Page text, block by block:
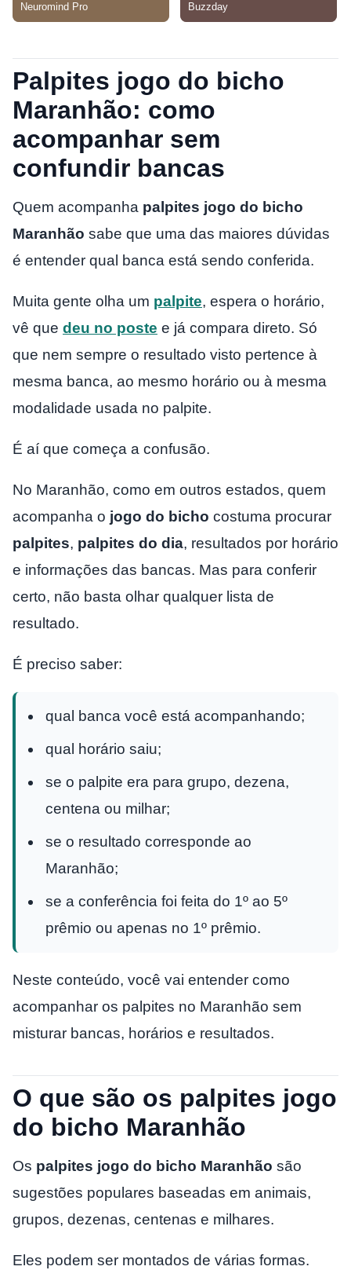
Palpites jogo do bicho
Maranhão: como
acompanhar sem
confundir bancas
Quem acompanha palpites jogo do bicho
Maranhão sabe que uma das maiores dúvidas
é entender qual banca está sendo conferida.
Muita gente olha um palpite, espera o horário,
vê que deu no poste e já compara direto. Só
que nem sempre o resultado visto pertence à
mesma banca, ao mesmo horário ou à mesma
modalidade usada no palpite.
É aí que começa a confusão.
No Maranhão, como em outros estados, quem
acompanha o jogo do bicho costuma procurar
palpites, palpites do dia, resultados por horário
e informações das bancas. Mas para conferir
certo, não basta olhar qualquer lista de
resultado.
É preciso saber:
qual banca você está acompanhando;
qual horário saiu;
se o palpite era para grupo, dezena,
centena ou milhar;
se o resultado corresponde ao
Maranhão;
se a conferência foi feita do 1º ao 5º
prêmio ou apenas no 1º prêmio.
Neste conteúdo, você vai entender como
acompanhar os palpites no Maranhão sem
misturar bancas, horários e resultados.
O que são os palpites jogo
do bicho Maranhão
Os palpites jogo do bicho Maranhão são
sugestões populares baseadas em animais,
grupos, dezenas, centenas e milhares.
Eles podem ser montados de várias formas.